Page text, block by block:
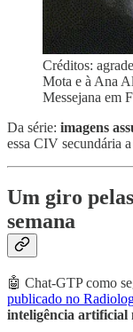
Créditos:
Mota e à Ana
Messejana em
Da série: imagens
essa CIV secundária
Um giro
semana
🤖 Chat-GTP como
publicado no
inteligência artificial